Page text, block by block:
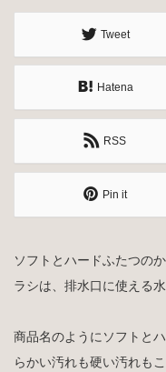
Tweet
Hatena
RSS
Pin it
ソフトとハードふたつの
ラシは、排水口に使える
商品名のようにソフトと
らかい汚れも硬い汚れも